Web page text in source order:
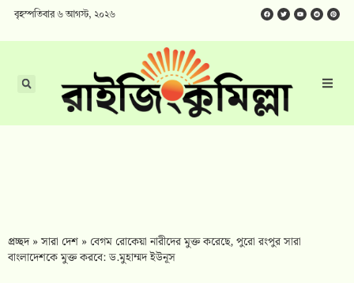
বৃহস্পতিবার ৬ আগস্ট, ২০২৬
প্রচ্ছদ»সারা দেশ » বেগম রোকেয়া নারীদের মুক্ত করেছে, পুরো রংপুর সারা
বাংলাদেশকে মুক্ত করবে: ড.মুহাম্মদ ইউনূস